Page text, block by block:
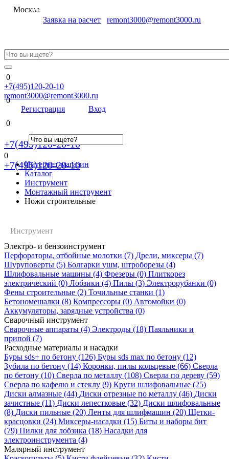
Москва
Заявка на расчет
remont3000@remont3000.ru
0
0
0
+7(495)120-20-10
+7(495)120-20-10
remont3000@remont3000.ru
Меню
Регистрация Вход
0
+7(495)120-20-10
Интернет-магазин
Каталог
Инструмент
Монтажный инструмент
Ножи строительные
Инструмент
Электро- и бензоинструмент
Перфораторы, отбойные молотки (7) Дрели, миксеры (7)
Шуруповерты (5) Болгарки ушм, штроборезы (4)
Шлифовальные машины (4) Фрезеры (0) Плиткорез
электрический (0) Лобзики (4) Пилы (3) Электрорубанки (0)
Фены строительные (2) Точильные станки (1)
Бетономешалки (8) Компрессоры (0) Автомойки (0)
Аккумуляторы, зарядные устройства (0)
Сварочный инструмент
Сварочные аппараты (4) Электроды (18) Паяльники и
припой (7)
Расходные материалы и насадки
Буры sds+ по бетону (126) Буры sds max по бетону (12)
Зубила по бетону (14) Коронки, пилы кольцевые (66) Сверла
по бетону (10) Сверла по металлу (108) Сверла по дереву (59)
Сверла по кафелю и стеклу (9) Круги шлифовальные (25)
Диски алмазные (44) Диски отрезные по металлу (46) Диски
зачистные (11) Диски лепестковые (32) Диски шлифовальные
(8) Диски пильные (20) Ленты для шлифмашин (20) Щетки-
красцовки (24) Миксеры-насадки (15) Биты и наборы бит
(79) Пилки для лобзика (18) Насадки для
электроинструмента (4)
Малярный инструмент
Фильтр
Сортировать по:
Ножи
строительные
(17)
СКИДКА 14%
БИБЕР 50111 нож
строительный
18мм
В наличии
Код товара:
03017001
Вес: 0.04 кг
Ед. изм.: шт.